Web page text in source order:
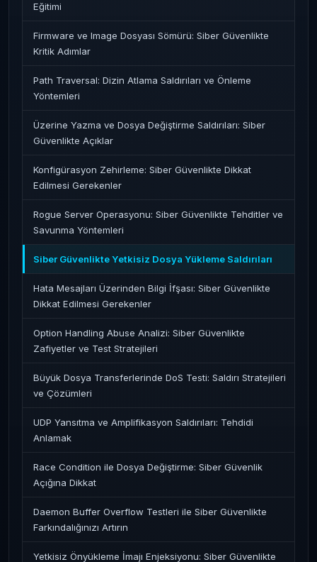
Eğitimi
Firmware ve Image Dosyası Sömürü: Siber Güvenlikte
Kritik Adımlar
Path Traversal: Dizin Atlama Saldırıları ve Önleme
Yöntemleri
Üzerine Yazma ve Dosya Değiştirme Saldırıları: Siber
Güvenlikte Açıklar
Konfigürasyon Zehirleme: Siber Güvenlikte Dikkat
Edilmesi Gerekenler
Rogue Server Operasyonu: Siber Güvenlikte Tehditler ve
Savunma Yöntemleri
Siber Güvenlikte Yetkisiz Dosya Yükleme Saldırıları
Hata Mesajları Üzerinden Bilgi İfşası: Siber Güvenlikte
Dikkat Edilmesi Gerekenler
Option Handling Abuse Analizi: Siber Güvenlikte
Zafiyetler ve Test Stratejileri
Büyük Dosya Transferlerinde DoS Testi: Saldırı Stratejileri
ve Çözümleri
UDP Yansıtma ve Amplifikasyon Saldırıları: Tehdidi
Anlamak
Race Condition ile Dosya Değiştirme: Siber Güvenlik
Açığına Dikkat
Daemon Buffer Overflow Testleri ile Siber Güvenlikte
Farkındalığınızı Artırın
Yetkisiz Önyükleme İmajı Enjeksiyonu: Siber Güvenlikte